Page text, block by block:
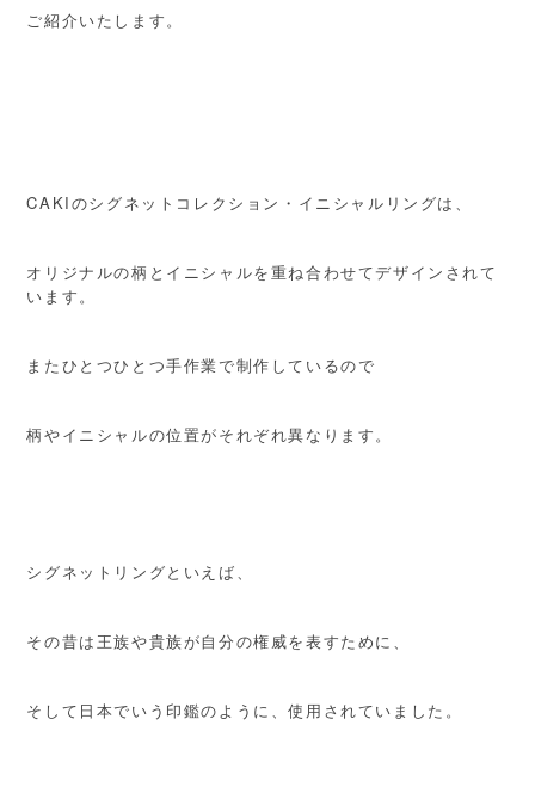
ご紹介いたします。
CAKIのシグネットコレクション・イニシャルリングは、
オリジナルの柄とイニシャルを重ね合わせてデザインされて
います。
またひとつひとつ手作業で制作しているので
柄やイニシャルの位置がそれぞれ異なります。
シグネットリングといえば、
その昔は王族や貴族が自分の権威を表すために、
そして日本でいう印鑑のように、使用されていました。